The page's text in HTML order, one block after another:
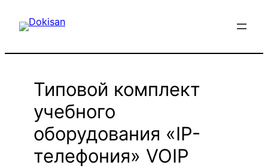
Типовой комплект
учебного
оборудования «IP-
телефония» VOIP